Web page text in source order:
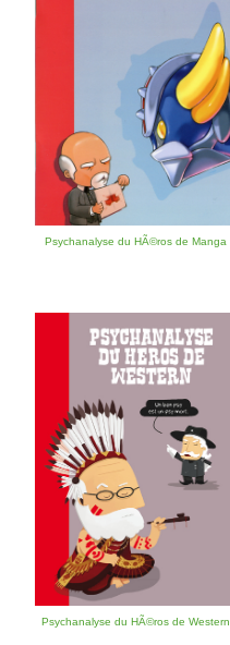
Psychanalyse du HÃ©ros de Manga
Psychanalyse du HÃ©ros de Western